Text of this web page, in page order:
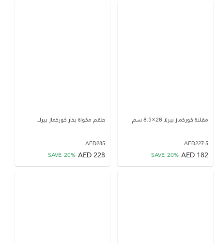
مقلاة كوركماز بيرلا 28×8.5 سم
227.5
AED
182
AED
SAVE 20%
طقم مكواة بخار كوركماز بيرلا
285
AED
228
AED
SAVE 20%